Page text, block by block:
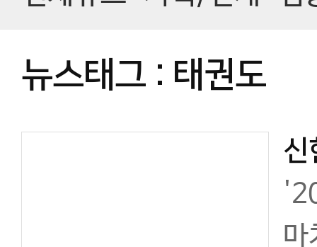
뉴스태그 : 태권도
마